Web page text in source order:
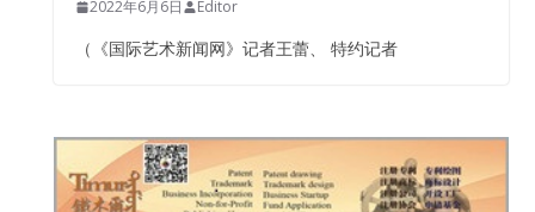
2022年6月6日 Editor
（《国际艺术新闻网》记者王蕾、 特约记者